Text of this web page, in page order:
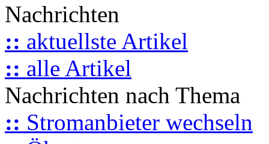
Nachrichten
:: aktuellste Artikel
:: alle Artikel
Nachrichten nach Thema
:: Stromanbieter wechseln